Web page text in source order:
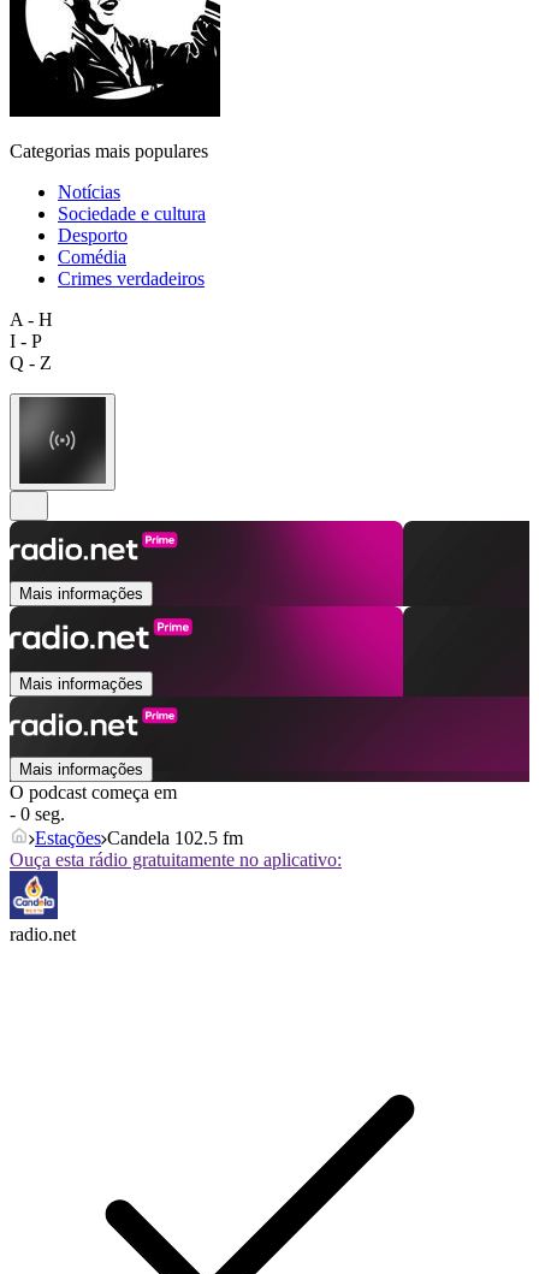
Categorias mais populares
Notícias
Sociedade e cultura
Desporto
Comédia
Crimes verdadeiros
A - H
I - P
Q - Z
Mais informações
Mais informações
Mais informações
O podcast começa em
- 0 seg.
Estações Candela 102.5 fm
Ouça esta rádio gratuitamente no aplicativo:
radio.net